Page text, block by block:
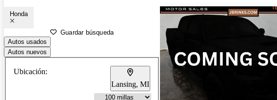
Honda
Guardar búsqueda
Autos usados
Autos nuevos
Ubicación:
Lansing, MI